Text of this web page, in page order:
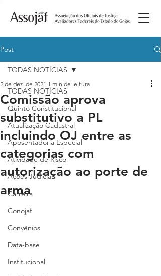
Post
TODAS NOTÍCIAS
Quinto Constitucional
Atualização Cadastral
Aposentadoria Especial
Atividade de Risco
Ações Judiciais
Carreira
Conojaf
Convênios
Data-base
Institucional
TODAS NOTÍCIAS
Comissão aprova
substitutivo a PL
incluindo OJ entre as
categorias com
autorização ao porte de
arma
2 de dez. de 2021 1 min de leitura